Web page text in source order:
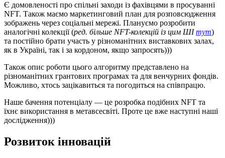
Є домовленості про спільні заходи із фахівцями в просуванні
NFT. Також маємо маркетинговий план для розповсюдження
зображень через соціальні мережі. Плануємо розробити
аналогічні колекції (ред. більше NFT-колекцій із цим ШІтут)
та постійно брати участь у різноманітних виставкових залах,
як в Україні, так і за кордоном, якщо запросять)))
Також опис роботи цього алгоритму представлено на
різноманітних грантових програмах та для венчурних фондів.
Можливо, хтось зацікавиться та погодиться на співпрацю.
Наше бачення потенціалу — це розробка подібних NFT та
їхнє використання в метавсесвіті. Проте це вже наступні наші
дослідження)))
Розвиток інновацій